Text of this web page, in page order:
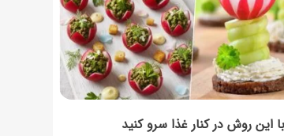
این روش در کنار غذا سرو کنید